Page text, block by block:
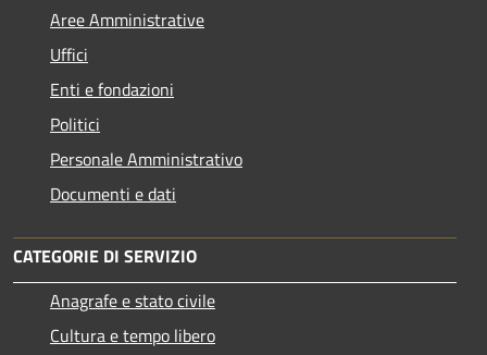
Aree Amministrative
Uffici
Enti e fondazioni
Politici
Personale Amministrativo
Documenti e dati
CATEGORIE DI SERVIZIO
Anagrafe e stato civile
Cultura e tempo libero